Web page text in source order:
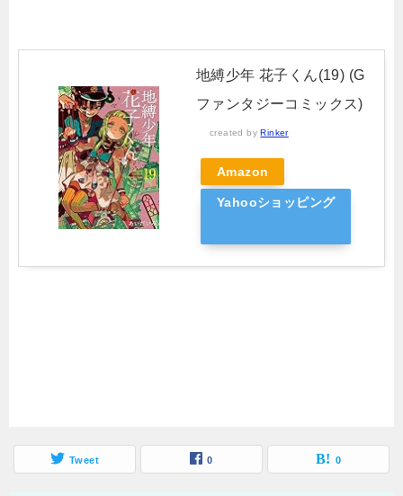
地縛少年 花子くん(19) (G
ファンタジーコミックス)
created byRinker
Amazon
Yahooショッピング
Tweet 0 0